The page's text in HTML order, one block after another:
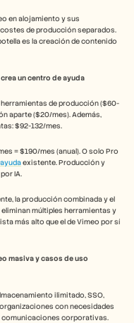
en alojamiento y sus
de producción separados.
es la creación de contenido
un centro de ayuda
de producción ($60-
aparte ($20/mes). Además,
$92-132/mes.
= $190/mes (anual). O solo Pro
existente. Producción y
IA.
la producción combinada y el
múltiples herramientas y
más alto que el de Vimeo por sí
masiva y casos de uso
ilimitado, SSO,
con necesidades
comunicaciones corporativas.